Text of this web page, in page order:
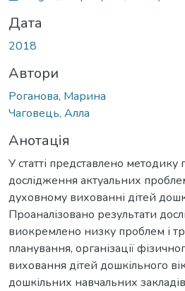
Дата
2018
Автори
Роганова, Марина
Чаговець, Алла
Анотація
У статті представлено методику
дослідження актуальних
духовному вихованні дітей
Проаналізовано результати
виокремлено низку проблем і
планування, організації
виховання дітей дошкільного
дошкільних навчальних